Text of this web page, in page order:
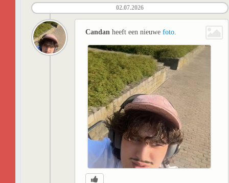
02.07.2026
Candan heeft een nieuwe foto.